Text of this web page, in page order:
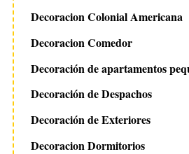
Decoracion Colonial Americana
Decoracion Comedor
Decoración de apartamentos
Decoración de Despachos
Decoración de Exteriores
Decoracion Dormitorios